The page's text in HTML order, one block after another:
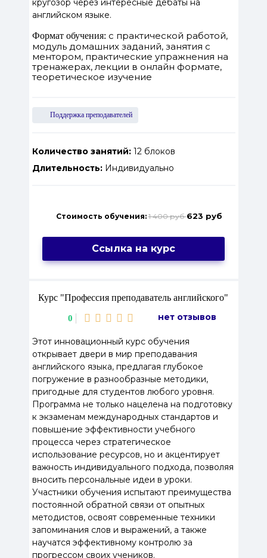
кругозор через интересные дебаты на
английском языке.
Формат обучения: с практической работой,
модуль домашних заданий, занятия с
ментором, практические упражнения на
тренажерах, лекции в онлайн формате,
теоретическое изучение
Поддержка преподавателей
Количество занятий:12 блоков
Длительность:Индивидуально
Стоимость обучения: 1 400 руб623 руб
Ссылка на курс
Курс "Профессия преподаватель английского"
0 нет отзывов
Этот инновационный курс обучения
открывает двери в мир преподавания
английского языка, предлагая глубокое
погружение в разнообразные методики,
пригодные для студентов любого уровня.
Программа не только нацелена на подготовку
к экзаменам международных стандартов и
повышение эффективности учебного
процесса через стратегическое
использование ресурсов, но и акцентирует
важность индивидуального подхода, позволяя
вносить персональные идеи в уроки.
Участники обучения испытают преимущества
постоянной обратной связи от опытных
методистов, освоят современные техники
запоминания слов и выражений, а также
научатся эффективному контролю за
прогрессом своих учеников.